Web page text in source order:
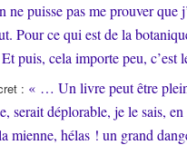
puisse pas me prouver que
Pour ce qui est de la
puis, cela importe peu,
: « … Un livre peut être plein
serait déplorable, je le sais,
mienne, hélas ! un grand